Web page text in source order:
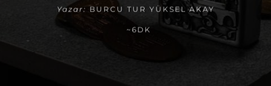
Yazar: BURCU TUR YÜKSEL AKAY
~6DK